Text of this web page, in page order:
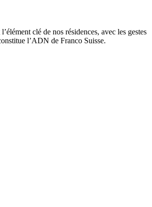
clé de nos résidences, avec les gestes
l’ADN de Franco Suisse.